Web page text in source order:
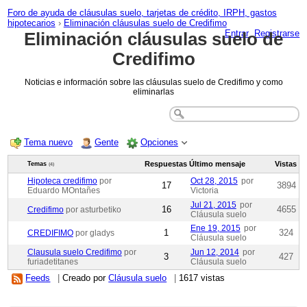
Foro de ayuda de cláusulas suelo, tarjetas de crédito, IRPH, gastos
hipotecarios › Eliminación cláusulas suelo de Credifimo
Entrar
Registrarse
Eliminación cláusulas suelo de
Credifimo
Noticias e información sobre las cláusulas suelo de Credifimo y como
eliminarlas
Tema nuevo Gente Opciones
Temas (4) Respuestas Último mensaje Vistas
Hipoteca credifimo por
Eduardo MOntañes
17 Oct 28, 2015 por
Victoria
3894
Credifimo por asturbetiko 16 Jul 21, 2015 por
Cláusula suelo
4655
CREDIFIMO por gladys 1 Ene 19, 2015 por
Cláusula suelo
324
Clausula suelo Credifimo por
furiadetitanes
3 Jun 12, 2014 por
Cláusula suelo
427
Feeds Creado porCláusula suelo 1617 vistas